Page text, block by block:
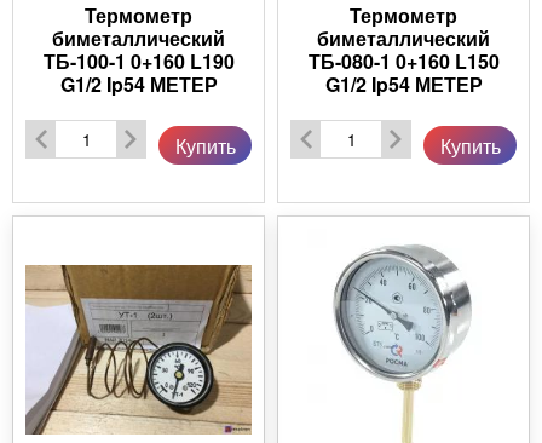
Термометр
биметаллический
ТБ-100-1 0+160 L190
G1/2 Ip54 МЕТЕР
Купить
Термометр
биметаллический
ТБ-080-1 0+160 L150
G1/2 Ip54 МЕТЕР
Купить